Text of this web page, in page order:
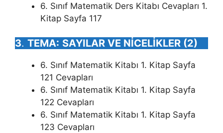
6. Sınıf Matematik Ders Kitabı Cevapları 1.
Kitap Sayfa 117
3. TEMA: SAYILAR VE NİCELİKLER (2)
6. Sınıf Matematik Kitabı 1. Kitap Sayfa
121 Cevapları
6. Sınıf Matematik Kitabı 1. Kitap Sayfa
122 Cevapları
6. Sınıf Matematik Kitabı 1. Kitap Sayfa
123 Cevapları